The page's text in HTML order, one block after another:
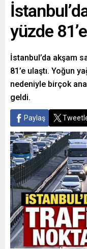
yüzde
İstanbul’da akşam
81’e ulaştı. Yoğun
nedeniyle birçok
geldi.
Paylaş